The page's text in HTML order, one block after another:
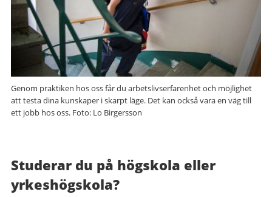
Genom praktiken hos oss får du arbetslivserfarenhet och möjlighet
att testa dina kunskaper i skarpt läge. Det kan också vara en väg till
ett jobb hos oss. Foto: Lo Birgersson
Studerar du på högskola eller
yrkeshögskola?